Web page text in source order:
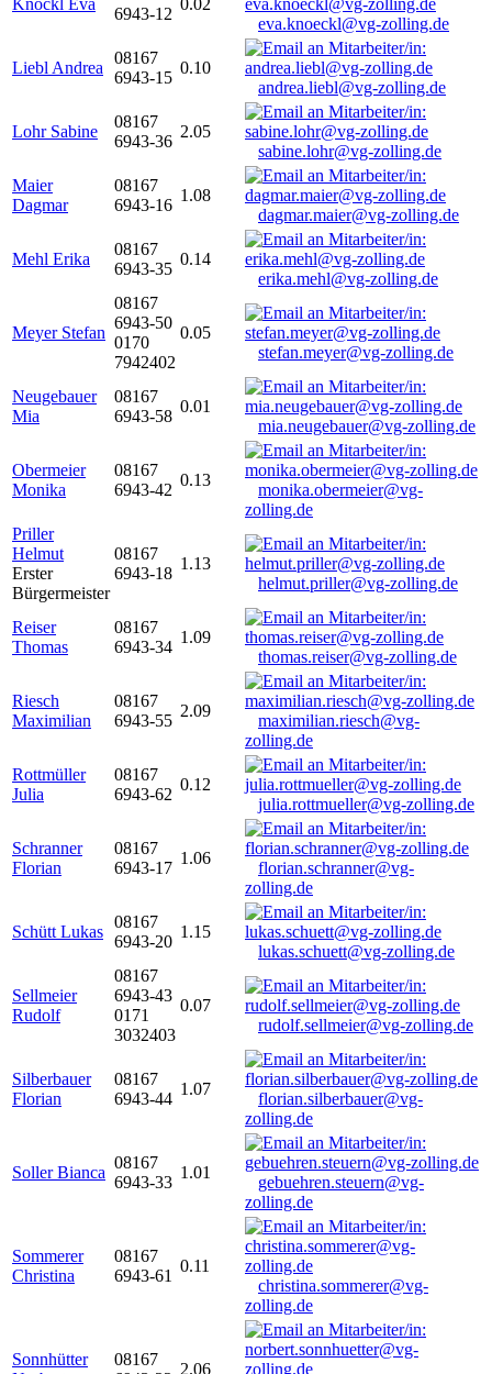
Knöckl Eva
6943-12
0.02
eva.knoeckl@vg-zolling.de
Liebl Andrea
08167
6943-15
0.10
andrea.liebl@vg-zolling.de
Lohr Sabine
08167
6943-36
2.05
sabine.lohr@vg-zolling.de
Maier
Dagmar
08167
6943-16
1.08
dagmar.maier@vg-zolling.de
Mehl Erika
08167
6943-35
0.14
erika.mehl@vg-zolling.de
Meyer Stefan
08167
6943-50
0170
7942402
0.05
stefan.meyer@vg-zolling.de
Neugebauer
Mia
08167
6943-58
0.01
mia.neugebauer@vg-zolling.de
Obermeier
Monika
08167
6943-42
0.13
monika.obermeier@vg-
zolling.de
Priller
Helmut
Erster
Bürgermeister
08167
6943-18
1.13
helmut.priller@vg-zolling.de
Reiser
Thomas
08167
6943-34
1.09
thomas.reiser@vg-zolling.de
Riesch
Maximilian
08167
6943-55
2.09
maximilian.riesch@vg-
zolling.de
Rottmüller
Julia
08167
6943-62
0.12
julia.rottmueller@vg-zolling.de
Schranner
Florian
08167
6943-17
1.06
florian.schranner@vg-
zolling.de
Schütt Lukas
08167
6943-20
1.15
lukas.schuett@vg-zolling.de
Sellmeier
Rudolf
08167
6943-43
0171
3032403
0.07
rudolf.sellmeier@vg-zolling.de
Silberbauer
Florian
08167
6943-44
1.07
florian.silberbauer@vg-
zolling.de
Soller Bianca
08167
6943-33
1.01
gebuehren.steuern@vg-
zolling.de
Sommerer
Christina
08167
6943-61
0.11
christina.sommerer@vg-
zolling.de
Sonnhütter
08167
2.06